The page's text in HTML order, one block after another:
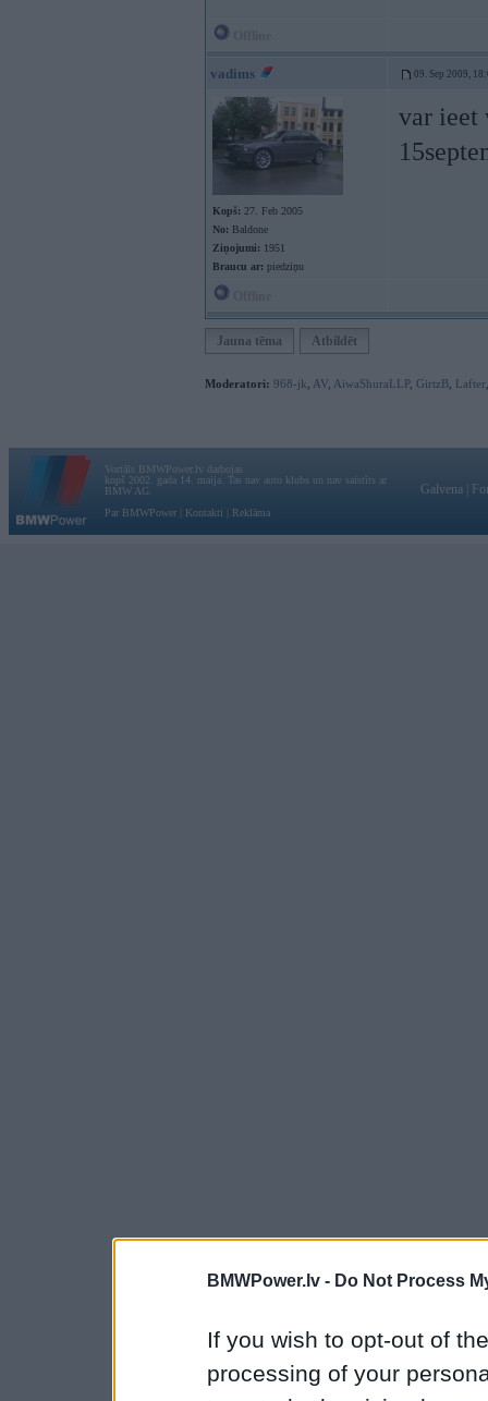
BMWPower.lv - Do Not Process
If you wish to opt-out of
processing of your
vadims 09. Sep 2009,
Kopš: 27. Feb 2005
No: Baldone
Ziņojumi: 1951
Braucu ar: piedziņu
var ieet
Jauna tēma Atbildēt
Moderatori: 968-jk AV AiwaShuraLLP, GirtzB Lafter
Vortāls BMWPower.lv darbojas
kopš 2002. gada 14. maija. Tas nav auto klubs un nav saistīts ar
BMW AG.
Par BMWPower
Kontakti Reklāma
Galvena